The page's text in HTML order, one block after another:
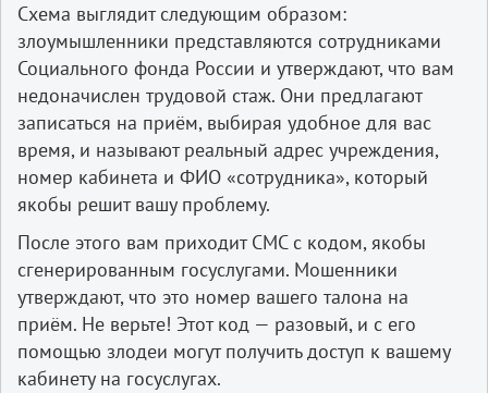
Схема выглядит следующим образом:
злоумышленники представляются сотрудниками
Социального фонда России и утверждают, что вам
недоначислен трудовой стаж. Они предлагают
записаться на приём, выбирая удобное для вас
время, и называют реальный адрес учреждения,
номер кабинета и ФИО «сотрудника», который
якобы решит вашу проблему.
После этого вам приходит СМС с кодом, якобы
сгенерированным госуслугами. Мошенники
утверждают, что это номер вашего талона на
приём. Не верьте! Этот код — разовый, и с его
помощью злодеи могут получить доступ к вашему
кабинету на госуслугах.